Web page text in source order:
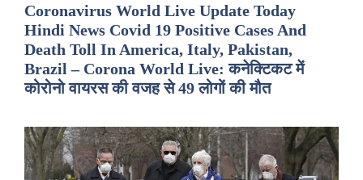
Coronavirus World Live Update Today
Hindi News Covid 19 Positive Cases And
Death Toll In America, Italy, Pakistan,
Brazil – Corona World Live: कनेक्टिकट में
कोरोनो वायरस की वजह से 49 लोगों की मौत